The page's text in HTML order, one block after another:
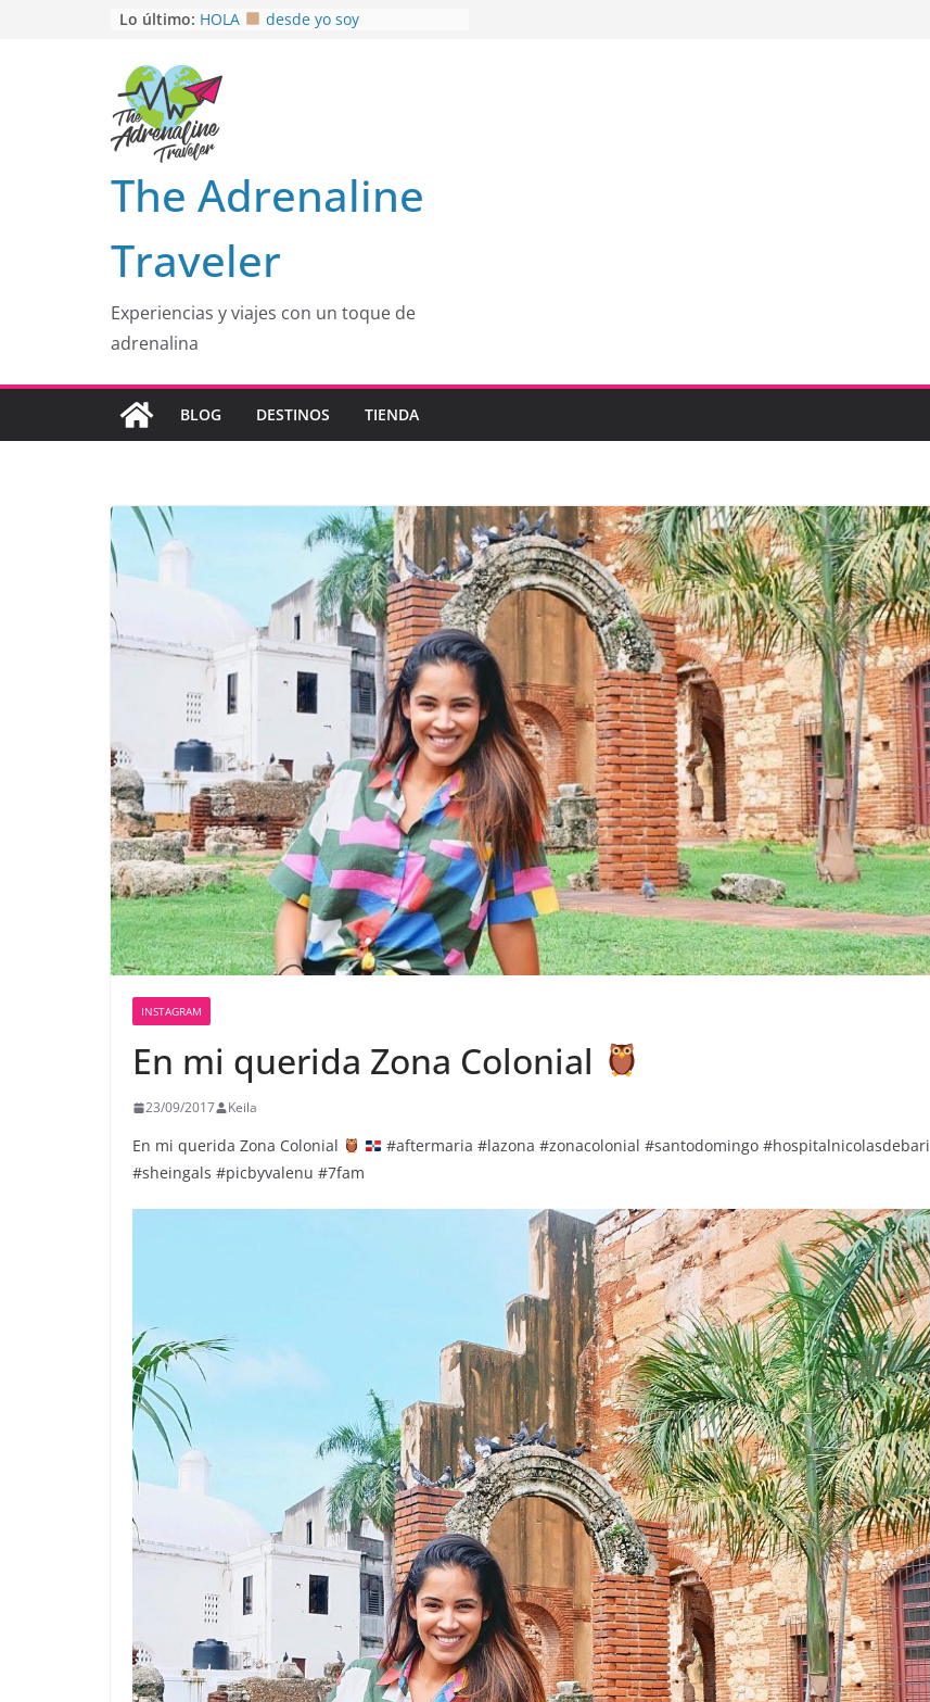
Lo último: HOLA
desde yo soy
EL SENDERO DEL CACAO: Excelente
opción
HOSPEDAJE AL NATURALSHH !!
En
MULITO!
The Adrenaline
Traveler
Experiencias y viajes con un toque de
adrenalina
BLOG DESTINOS TIENDA
INSTAGRAM
En mi querida Zona Colonial
23/09/2017 Keila
En mi querida Zona Colonial
#aftermaria #lazona #zonacolonial #santodomingo #hospitalnicolasdebari
#sheingals #picbyvalenu #7fam